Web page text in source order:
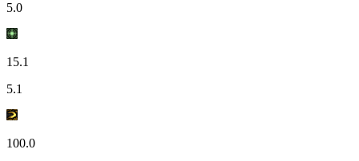
5.0
15.1
5.1
100.0